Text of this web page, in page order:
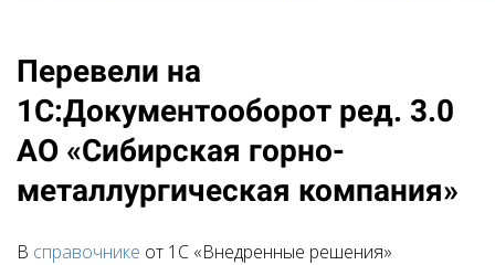
Перевели на
1С:Документооборот ред. 3.0
АО «Сибирская горно-
металлургическая компания»
В справочнике от 1С «Внедренные решения»